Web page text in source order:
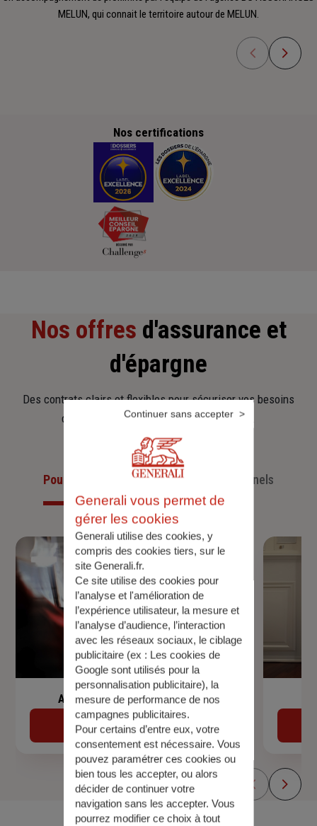
MELUN, qui connait le territoire autour de MELUN.
Nos certifications
Nos offres d'assurance et
d'épargne
Des contrats clairs et flexibles pour sécuriser vos besoins
d’aujourd’hui et anticiper ceux de demain.
Pour les particuliersPour les professionnels
Assurance de prêt immobilier
Découvrir
Generali vous permet de
gérer les cookies
Generali utilise des cookies, y
compris des cookies tiers, sur le
site Generali.fr.
Ce site utilise des cookies pour
l’analyse et l'amélioration de
l’expérience utilisateur, la mesure et
l’analyse d’audience, l’interaction
avec les réseaux sociaux, le ciblage
publicitaire (ex : Les cookies de
Google sont utilisés pour la
personnalisation publicitaire), la
mesure de performance de nos
campagnes publicitaires.
Pour certains d’entre eux, votre
consentement est nécessaire. Vous
pouvez paramétrer ces cookies ou
bien tous les accepter, ou alors
décider de continuer votre
navigation sans les accepter. Vous
pourrez modifier ce choix à tout
Continuer sans accepter